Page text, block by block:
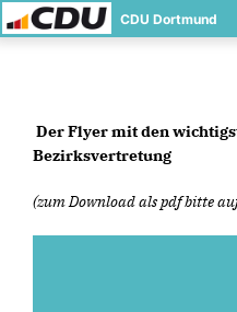
CDU Dortmund
Der Flyer mit den
Bezirksvertretung
(zum Download als pdf bitte